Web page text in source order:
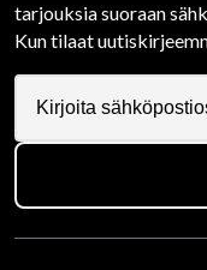
tarjouksia suoraan
Kun tilaat